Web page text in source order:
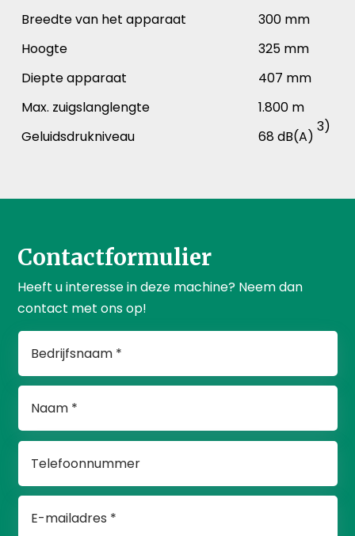
Breedte van het apparaat
300 mm
Hoogte
325 mm
Diepte apparaat
407 mm
Max. zuigslanglengte
1.800 m
Geluidsdrukniveau
68 dB(A)
3)
Contactformulier
Heeft u interesse in deze machine? Neem dan
contact met ons op!